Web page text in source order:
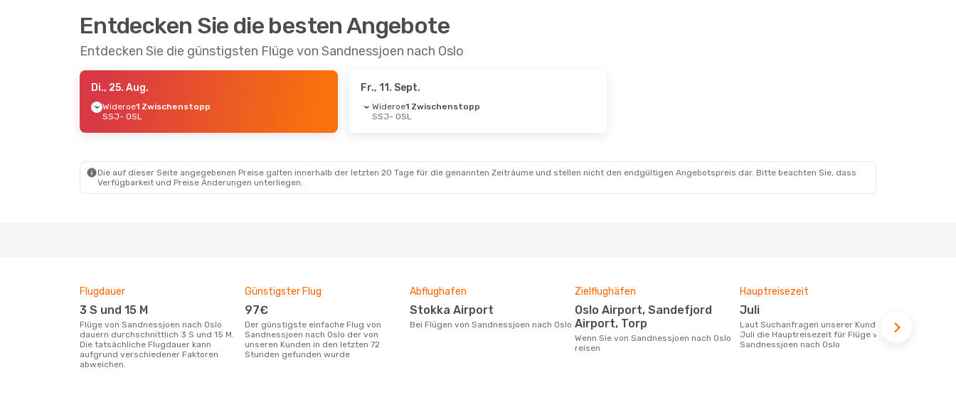
Entdecken Sie die besten Angebote
Entdecken Sie die günstigsten Flüge von Sandnessjoen nach Oslo
Di., 25. Aug.
Wideroe1 Zwischenstopp
SSJ- OSL
Fr., 11. Sept.
Wideroe1 Zwischenstopp
SSJ- OSL
Die auf dieser Seite angegebenen Preise galten innerhalb der letzten 20 Tage für die genannten Zeiträume und stellen nicht den endgültigen Angebotspreis dar. Bitte beachten Sie, dass
Verfügbarkeit und Preise Änderungen unterliegen.
Flugdauer
3 S und 15 M
Flüge von Sandnessjoen nach Oslo
dauern durchschnittlich 3 S und 15 M.
Die tatsächliche Flugdauer kann
aufgrund verschiedener Faktoren
abweichen.
Günstigster Flug
97€
Der günstigste einfache Flug von
Sandnessjoen nach Oslo der von
unseren Kunden in den letzten 72
Stunden gefunden wurde
Abflughafen
Stokka Airport
Bei Flügen von Sandnessjoen nach Oslo
Zielflughäfen
Oslo Airport, Sandefjord
Airport, Torp
Wenn Sie von Sandnessjoen nach Oslo
reisen
Hauptreisezeit
Juli
Laut Suchanfragen unserer Kunden ist
Juli die Hauptreisezeit für Flüge von
Sandnessjoen nach Oslo